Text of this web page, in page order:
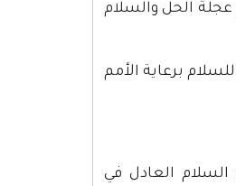
جنيف، طبقاً للبيان المصري – الأمريكي – سنة 1977م، لدفع عجلة الحل والسلام
لمؤتمر دولي للسلام برعاية الأمم
العادل في